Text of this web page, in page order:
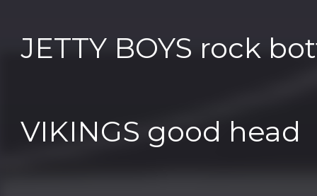
JETTY BOYS rock
VIKINGS good head